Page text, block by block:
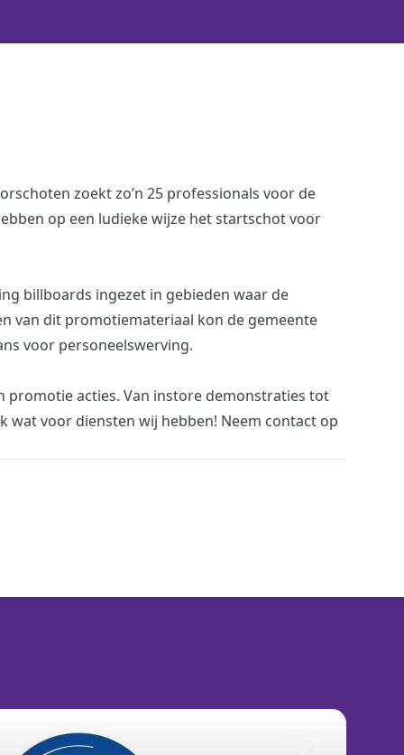
zoekt zo’n 25 professionals voor de
op een ludieke wijze het startschot voor
billboards ingezet in gebieden waar de
van dit promotiemateriaal kon de gemeente
voor personeelswerving.
promotie acties. Van instore demonstraties tot
wat voor diensten wij hebben! Neem contact op